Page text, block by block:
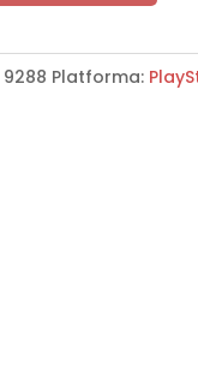
9288 Platforma: